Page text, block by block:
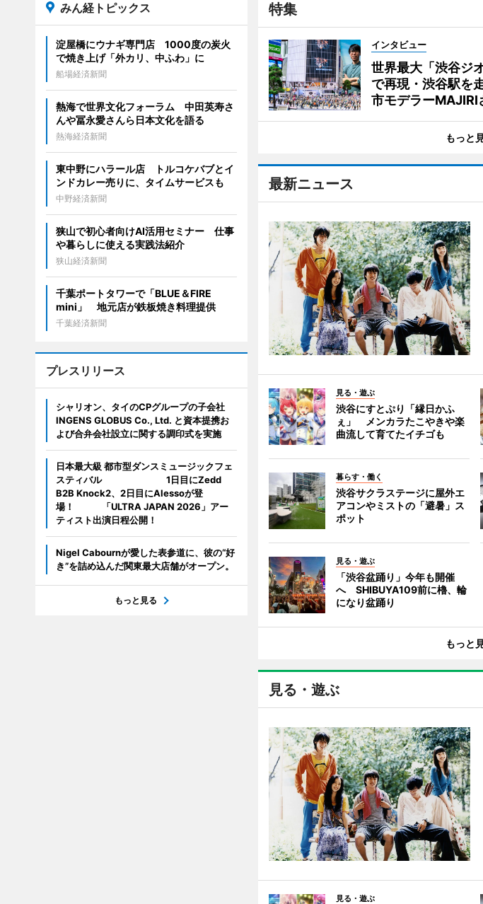
特集
インタビュー
世界最大「渋谷ジ
で再現・渋谷駅
市モデラーMAJIRI
もっと
最新ニュース
見る・遊ぶ
渋谷にすとぷり「縁日かふ
ぇ」 メンカラたこやきや楽
曲流して育てたイチゴも
暮らす・働く
渋谷サクラステージに屋外エ
アコンやミストの「避暑」ス
ポット
見る・遊ぶ
「渋谷盆踊り」今年も開催
へ SHIBUYA109前に櫓、輪
になり盆踊り
もっと
見る・遊ぶ
見る・遊ぶ
みん経トピックス
淀屋橋にウナギ専門店 1000度の炭火
で焼き上げ「外カリ、中ふわ」に
船場経済新聞
熱海で世界文化フォーラム 中田英寿さ
んや冨永愛さんら日本文化を語る
熱海経済新聞
東中野にハラール店 トルコケバブとイ
ンドカレー売りに、タイムサービスも
中野経済新聞
狭山で初心者向けAI活用セミナー 仕事
や暮らしに使える実践法紹介
狭山経済新聞
千葉ポートタワーで「BLUE＆FIRE
mini」 地元店が鉄板焼き料理提供
千葉経済新聞
プレスリリース
シャリオン、タイのCPグループの子会社
INGENS GLOBUS Co., Ltd. と資本提携お
よび合弁会社設立に関する調印式を実施
日本最大級 都市型ダンスミュージックフェ
スティバル 1日目にZedd
B2B Knock2、2日目にAlessoが登
場！ 「ULTRA JAPAN 2026」アー
ティスト出演日程公開！
Nigel Cabournが愛した表参道に、彼の“好
き”を詰め込んだ関東最大店舗がオープン。
もっと見る